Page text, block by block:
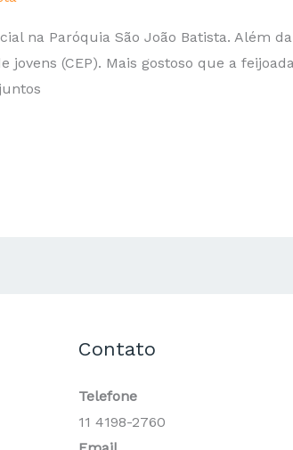
na Paróquia São João Batista. Além
(CEP). Mais gostoso que a
Contato
Telefone
11 4198-2760